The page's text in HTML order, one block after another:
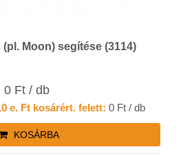
Moon) segítése (3114)
0 Ft / db
e. Ft kosárért. felett: 0 Ft / db
KOSÁRBA